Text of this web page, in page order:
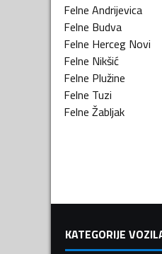
Felne Andrijevica
Felne Budva
Felne Herceg Novi
Felne Nikšić
Felne Plužine
Felne Tuzi
Felne Žabljak
KATEGORIJE